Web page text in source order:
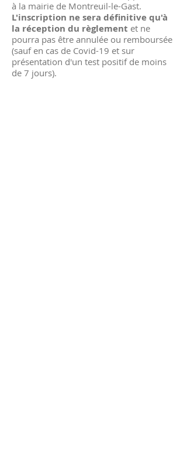
à la mairie de Montreuil-le-Gast.
L'inscription ne sera définitive qu'à
la réception du règlement et ne
pourra pas être annulée ou remboursée
(sauf en cas de Covid-19 et sur
présentation d'un test positif de moins
de 7 jours).